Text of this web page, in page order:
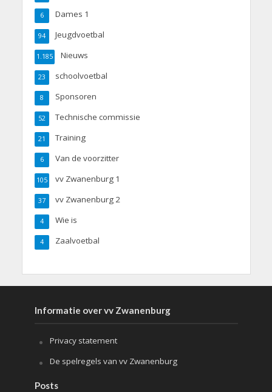
Dames 1
6
Jeugdvoetbal
94
Nieuws
1.185
schoolvoetbal
23
Sponsoren
8
Technische commissie
52
Training
21
Van de voorzitter
6
vv Zwanenburg 1
105
vv Zwanenburg 2
37
Wie is
4
Zaalvoetbal
4
Informatie over vv Zwanenburg
Privacy statement
De spelregels van vv Zwanenburg
Posts